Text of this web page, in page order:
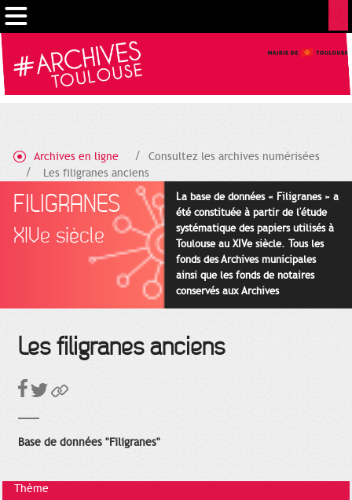
Archives en ligne
Consultez les archives numérisées
Les filigranes anciens
FILIGRANES
XIVe siècle
La base de données « Filigranes » a
été constituée à partir de l'étude
systématique des papiers utilisés à
Toulouse au XIVe siècle. Tous les
fonds des Archives municipales
ainsi que les fonds de notaires
conservés aux Archives
départementales pour cette
Les filigranes anciens
Base de données "Filigranes"
Thème
Gestion de vos préférences sur les cookies